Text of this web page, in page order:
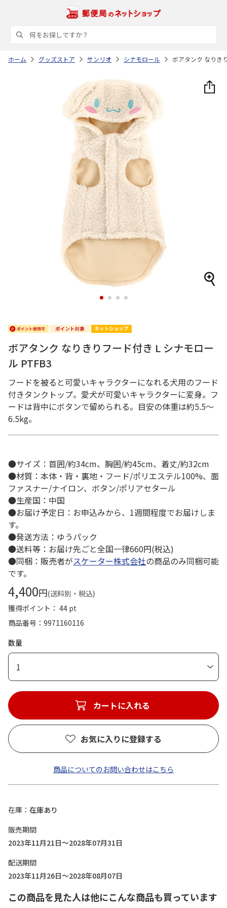
ホーム グッズストア サンリオ シナモロール ボアタンク なりき
1 2 3 4
ボアタンク なりきりフード付き L シナモロー
ル PTFB3
フードを被ると可愛いキャラクターになれる犬用のフード
付きタンクトップ。愛犬が可愛いキャラクターに変身。フ
ードは背中にボタンで留められる。目安の体重は約5.5～
6.5kg。
●サイズ：首囲/約34cm、胸囲/約45cm、着丈/約32cm
●材質：本体・背・裏地・フード/ポリエステル100%、面
ファスナー/ナイロン、ボタン/ポリアセタール
●生産国：中国
●お届け予定日：お申込みから、1週間程度でお届けしま
す。
●発送方法：ゆうパック
●送料等：お届け先ごと全国一律660円(税込)
●同梱：販売者がスケーター株式会社の商品のみ同梱可能
です。
4,400円(送料別・税込)
獲得ポイント： 44 pt
商品番号
9971160116
数量
1
カートに入れる
お気に入りに登録する
商品についてのお問い合わせはこちら
在庫
在庫あり
販売期間
2023年11月21日～2028年07月31日
配送期間
2023年11月26日～2028年08月07日
この商品を見た人は他にこんな商品も買っています